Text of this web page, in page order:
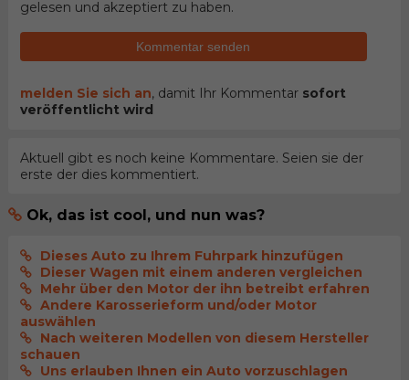
gelesen und akzeptiert zu haben.
Kommentar senden
melden Sie sich an, damit Ihr Kommentar sofort
veröffentlicht wird
Aktuell gibt es noch keine Kommentare. Seien sie der
erste der dies kommentiert.
Ok, das ist cool, und nun was?
Dieses Auto zu Ihrem Fuhrpark hinzufügen
Dieser Wagen mit einem anderen vergleichen
Mehr über den Motor der ihn betreibt erfahren
Andere Karosserieform und/oder Motor
auswählen
Nach weiteren Modellen von diesem Hersteller
schauen
Uns erlauben Ihnen ein Auto vorzuschlagen